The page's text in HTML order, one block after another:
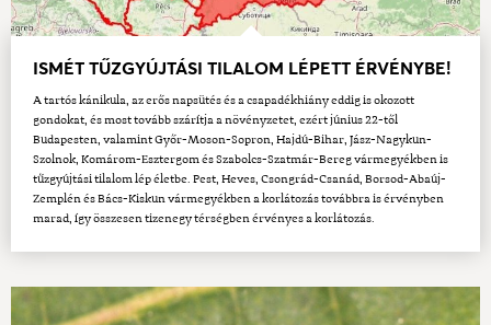
ISMÉT TŰZGYÚJTÁSI TILALOM LÉPETT ÉRVÉNYBE!
A tartós kánikula, az erős napsütés és a csapadékhiány eddig is okozott
gondokat, és most tovább szárítja a növényzetet, ezért június 22-től
Budapesten, valamint Győr-Moson-Sopron, Hajdú-Bihar, Jász-Nagykun-
Szolnok, Komárom-Esztergom és Szabolcs-Szatmár-Bereg vármegyékben is
tűzgyújtási tilalom lép életbe. Pest, Heves, Csongrád-Csanád, Borsod-Abaúj-
Zemplén és Bács-Kiskun vármegyékben a korlátozás továbbra is érvényben
marad, így összesen tizenegy térségben érvényes a korlátozás.